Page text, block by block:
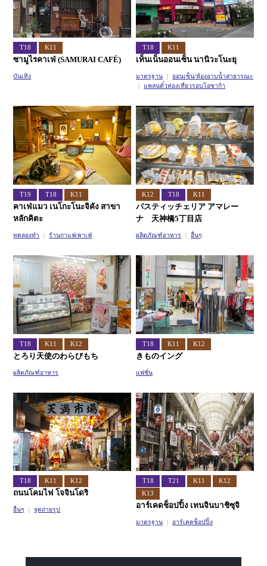
T18 K11
ซามูไรคาเฟ่ (SAMURAI CAFÉ)
บันเทิง
T18 K11
เท็นเน็นออนเซ็น นานิวะโนะยุ
มาตรฐาน
ออนเซ็น/ห้องอาบน้ำสาธารณะ
แพลนตั๋วท่องเที่ยวรอบโอซาก้า
T19 T18 K11
คาเฟ่แมว เนโกะโนะจิคัง สาขา
หลักคิตะ
ทดลองทำ ร้านกาแฟ/คาเฟ่
K12 T18 K11
パスティッチェリア アマレー
ナ 天神橋5丁目店
ผลิตภัณฑ์อาหาร อื่นๆ
T18 K11 K12
とろり天使のわらびもち
ผลิตภัณฑ์อาหาร
T18 K11 K12
きものイング
แฟชั่น
T18 K11 K12
ถนนโคมไฟ โจจินโดริ
อื่นๆ จุดถ่ายรูป
T18 T21 K11
K12
K13
อาร์เคดช็อปปิ้ง เทนจินบาชิซุจิ
มาตรฐาน อาร์เคดช็อปปิ้ง